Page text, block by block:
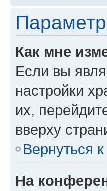
Как мне
Если вы
настройки
их,
вверху
Вернуться
На